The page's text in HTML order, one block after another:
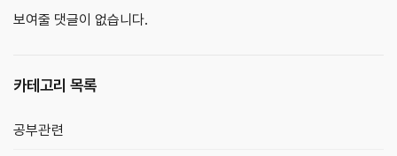
보여줄 댓글이 없습니다.
카테고리 목록
공부관련